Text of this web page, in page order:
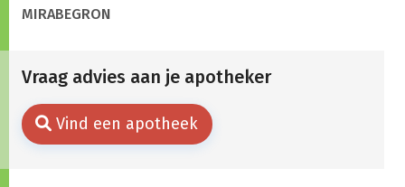
MIRABEGRON
Vraag advies aan je apotheker
Vind een apotheek